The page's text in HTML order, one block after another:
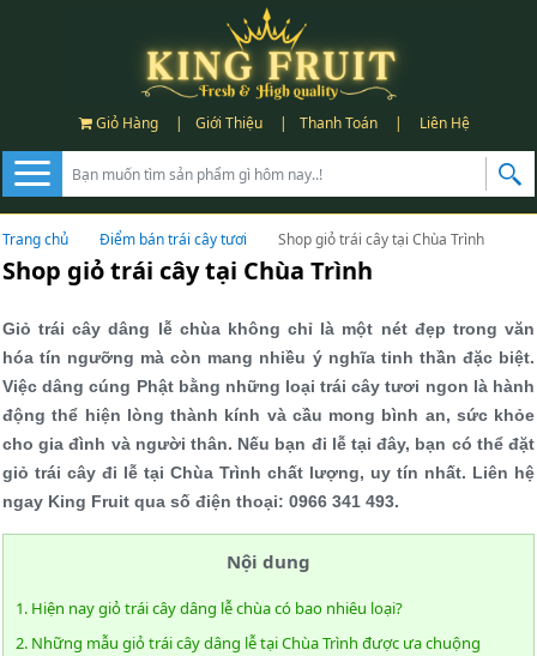
Giỏ Hàng | Giới Thiệu | Thanh Toán | Liên Hệ
Trang chủ Điểm bán trái cây tươi Shop giỏ trái cây tại Chùa Trình
Shop giỏ trái cây tại Chùa Trình
Giỏ trái cây dâng lễ chùa không chỉ là một nét đẹp trong văn
hóa tín ngưỡng mà còn mang nhiều ý nghĩa tinh thần đặc biệt.
Việc dâng cúng Phật bằng những loại trái cây tươi ngon là hành
động thể hiện lòng thành kính và cầu mong bình an, sức khỏe
cho gia đình và người thân. Nếu bạn đi lễ tại đây, bạn có thể đặt
giỏ trái cây đi lễ tại Chùa Trình chất lượng, uy tín nhất. Liên hệ
ngay King Fruit qua số điện thoại: 0966 341 493.
Nội dung
1. Hiện nay giỏ trái cây dâng lễ chùa có bao nhiêu loại?
2. Những mẫu giỏ trái cây dâng lễ tại Chùa Trình được ưa chuộng